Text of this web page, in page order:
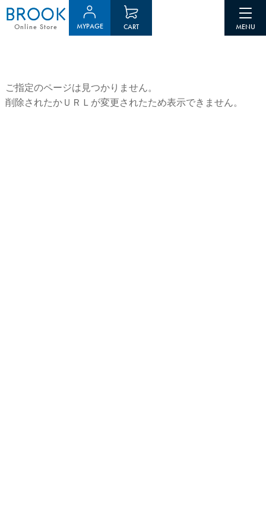
Online Store MYPAGE CART
ご指定のページは見つかりません。
削除されたかＵＲＬが変更されたため表示できません。